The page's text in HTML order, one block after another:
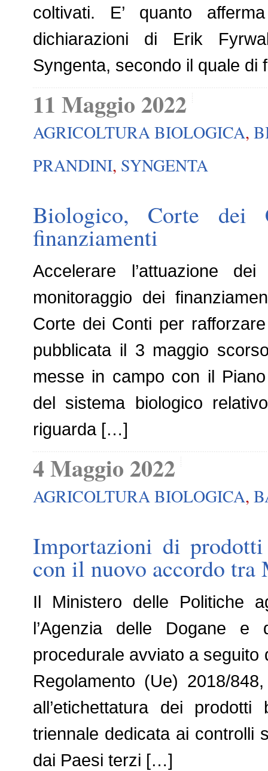
coltivati. E’ quanto
dichiarazioni di Erik
Syngenta, secondo il quale
11 Maggio 2022
AGRICOLTURA BIOLOGICA,
PRANDINI, SYNGENTA
Biologico, Corte dei
finanziamenti
Accelerare l’attuazione
monitoraggio dei
Corte dei Conti per
pubblicata il 3 maggio
messe in campo con il
del sistema biologico
riguarda […]
4 Maggio 2022
AGRICOLTURA BIOLOGICA,
Importazioni di
con il nuovo accordo tra
Il Ministero delle Politiche
l’Agenzia delle Dogane
procedurale avviato a seguito
Regolamento (Ue) 2018/
all’etichettatura dei
triennale dedicata ai controlli
dai Paesi terzi […]